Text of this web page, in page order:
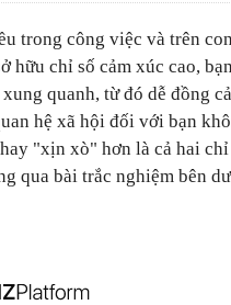
trong công việc và trên
hữu chỉ số cảm xúc cao,
quanh, từ đó dễ đồng
hệ xã hội đối với bạn
"xịn xò" hơn là cả hai
qua bài trắc nghiệm bên